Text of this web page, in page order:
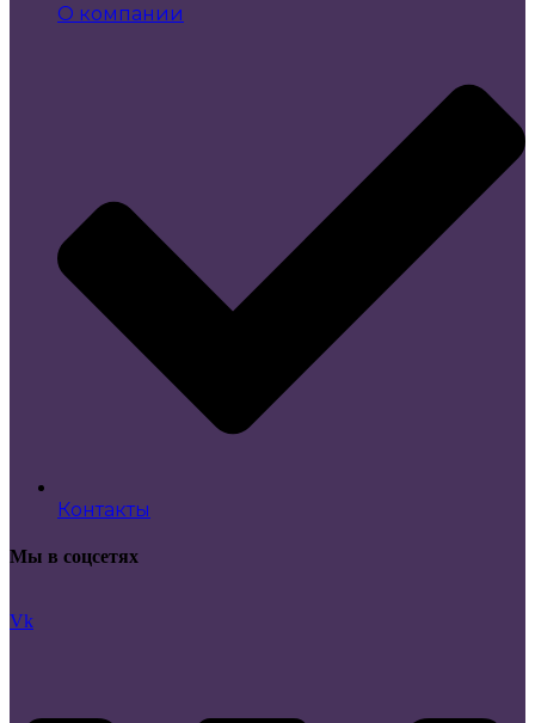
О компании
Контакты
Мы в соцсетях
Vk